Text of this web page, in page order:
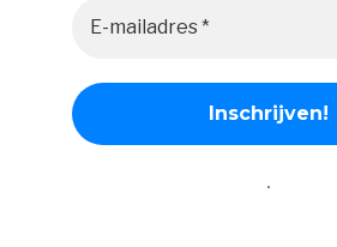
.